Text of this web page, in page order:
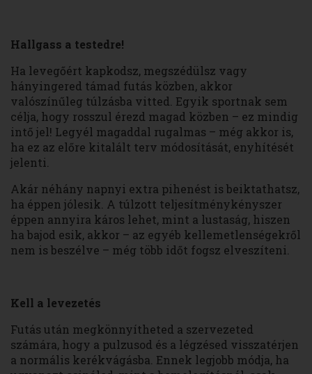
Hallgass a testedre!
Ha levegőért kapkodsz, megszédülsz vagy
hányingered támad futás közben, akkor
valószínűleg túlzásba vitted. Egyik sportnak sem
célja, hogy rosszul érezd magad közben – ez mindig
intő jel! Legyél magaddal rugalmas – még akkor is,
ha ez az előre kitalált terv módosítását, enyhítését
jelenti.
Akár néhány napnyi extra pihenést is beiktathatsz,
ha éppen jólesik. A túlzott teljesítménykényszer
éppen annyira káros lehet, mint a lustaság, hiszen
ha bajod esik, akkor – az egyéb kellemetlenségekről
nem is beszélve – még több időt fogsz elveszíteni.
Kell a levezetés
Futás után megkönnyítheted a szervezeted
számára, hogy a pulzusod és a légzésed visszatérjen
a normális kerékvágásba. Ennek legjobb módja, ha